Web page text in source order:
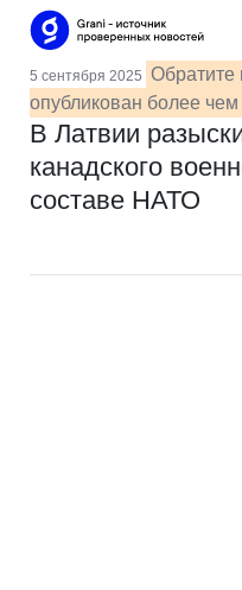
5 сентября 2025 Обратите
опубликован более чем
В Латвии
канадского
составе НАТО